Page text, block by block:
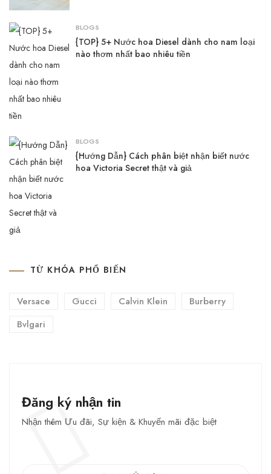
BLOGS
{TOP} 5+ Nước hoa Diesel dành cho nam loại
nào thơm nhất bao nhiêu tiền
BLOGS
{Hướng Dẫn} Cách phân biệt nhận biết nước
hoa Victoria Secret thật và giả
TỪ KHÓA PHỔ BIẾN
Versace Gucci Calvin Klein
Burberry
Bvlgari
Đăng ký nhận tin
Nhận thêm Ưu đãi, Sự kiện & Khuyến mãi đặc biệt